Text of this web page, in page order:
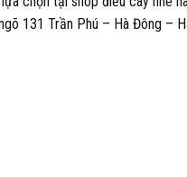
131 Trần Phú – Hà Đông –